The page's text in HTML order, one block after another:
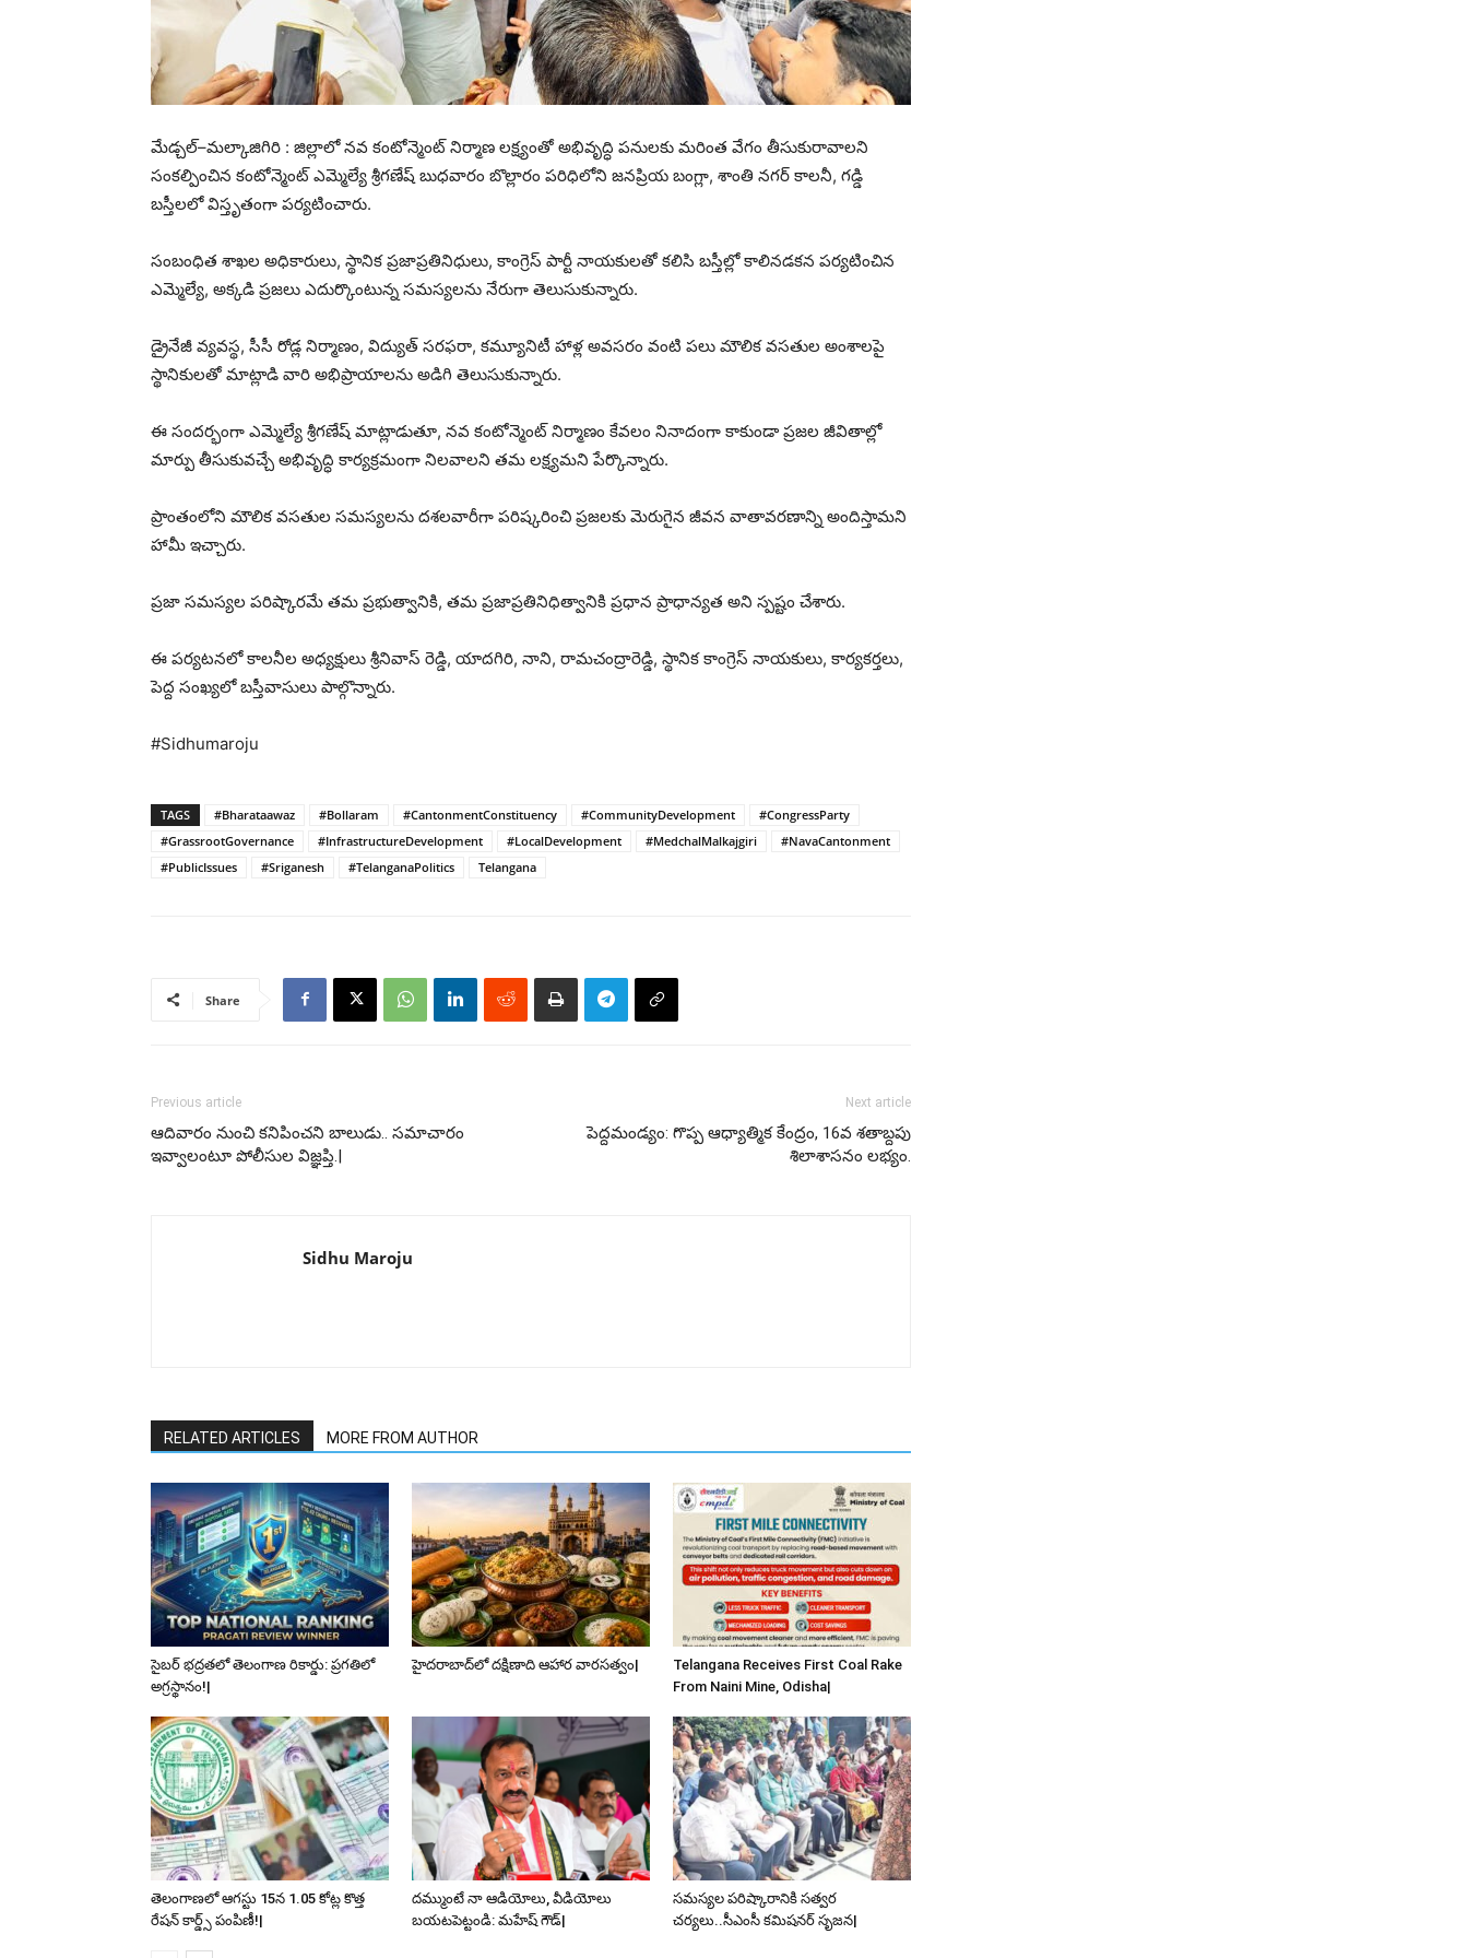
మేడ్చల్–మల్కాజిగిరి : జిల్లాలో నవ కంటోన్మెంట్ నిర్మాణ లక్ష్యంతో అభివృద్ధి పనులకు మరింత వేగం తీసుకురావాలని
సంకల్పించిన కంటోన్మెంట్ ఎమ్మెల్యే శ్రీగణేష్ బుధవారం బొల్లారం పరిధిలోని జనప్రియ బంగ్లా, శాంతి నగర్ కాలనీ, గడ్డి
బస్తీలలో విస్తృతంగా పర్యటించారు.
సంబంధిత శాఖల అధికారులు, స్థానిక ప్రజాప్రతినిధులు, కాంగ్రెస్ పార్టీ నాయకులతో కలిసి బస్తీల్లో కాలినడకన పర్యటించిన
ఎమ్మెల్యే, అక్కడి ప్రజలు ఎదుర్కొంటున్న సమస్యలను నేరుగా తెలుసుకున్నారు.
డ్రైనేజీ వ్యవస్థ, సీసీ రోడ్ల నిర్మాణం, విద్యుత్ సరఫరా, కమ్యూనిటీ హాళ్ల అవసరం వంటి పలు మౌలిక వసతుల అంశాలపై
స్థానికులతో మాట్లాడి వారి అభిప్రాయాలను అడిగి తెలుసుకున్నారు.
ఈ సందర్భంగా ఎమ్మెల్యే శ్రీగణేష్ మాట్లాడుతూ, నవ కంటోన్మెంట్ నిర్మాణం కేవలం నినాదంగా కాకుండా ప్రజల జీవితాల్లో
మార్పు తీసుకువచ్చే అభివృద్ధి కార్యక్రమంగా నిలవాలని తమ లక్ష్యమని పేర్కొన్నారు.
ప్రాంతంలోని మౌలిక వసతుల సమస్యలను దశలవారీగా పరిష్కరించి ప్రజలకు మెరుగైన జీవన వాతావరణాన్ని అందిస్తామని
హామీ ఇచ్చారు.
ప్రజా సమస్యల పరిష్కారమే తమ ప్రభుత్వానికి, తమ ప్రజాప్రతినిధిత్వానికి ప్రధాన ప్రాధాన్యత అని స్పష్టం చేశారు.
ఈ పర్యటనలో కాలనీల అధ్యక్షులు శ్రీనివాస్ రెడ్డి, యాదగిరి, నాని, రామచంద్రారెడ్డి, స్థానిక కాంగ్రెస్ నాయకులు, కార్యకర్తలు,
పెద్ద సంఖ్యలో బస్తీవాసులు పాల్గొన్నారు.
#Sidhumaroju
TAGS #Bharataawaz #Bollaram #CantonmentConstituency #CommunityDevelopment
#CongressParty
#GrassrootGovernance
#InfrastructureDevelopment #LocalDevelopment #MedchalMalkajgiri
#NavaCantonment
#PublicIssues
#Sriganesh #TelanganaPolitics Telangana
Share
Previous article
ఆదివారం నుంచి కనిపించని బాలుడు.. సమాచారం
ఇవ్వాలంటూ పోలీసుల విజ్ఞప్తి.|
Next article
పెద్దమండ్యం: గొప్ప ఆధ్యాత్మిక కేంద్రం, 16వ శతాబ్దపు
శిలాశాసనం లభ్యం.
Sidhu Maroju
RELATED ARTICLES MORE FROM AUTHOR
సైబర్ భద్రతలో తెలంగాణ రికార్డు: ప్రగతిలో
అగ్రస్థానం!|
హైదరాబాద్‌లో దక్షిణాది ఆహార వారసత్వం|
Telangana Receives First Coal Rake
From Naini Mine, Odisha|
తెలంగాణలో ఆగస్టు 15న 1.05 కోట్ల కొత్త
రేషన్ కార్డ్స్ పంపిణీ!|
దమ్ముంటే నా ఆడియోలు, వీడియోలు
బయటపెట్టండి: మహేష్ గౌడ్|
సమస్యల పరిష్కారానికి సత్వర
చర్యలు..సీఎంసీ కమిషనర్‌ సృజన|